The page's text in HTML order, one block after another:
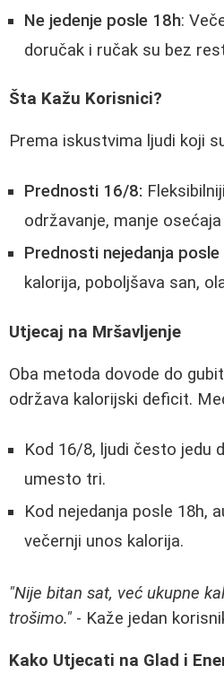
Ne jedenje posle 18h:
doručak i ručak su bez
Šta Kažu Korisnici?
Prema iskustvima ljudi koji
Prednosti 16/8:
održavanje, manje
Prednosti nejedanja posle
kalorija, poboljšava san,
Utjecaj na Mršavljenje
Oba metoda dovode do
održava kalorijski deficit.
Kod 16/8, ljudi često jedu
umesto tri.
Kod nejedanja posle 18h,
večernji unos kalorija.
"Nije bitan sat, već ukupne
trošimo." - Kaže jedan
Kako Utjecati na Glad i